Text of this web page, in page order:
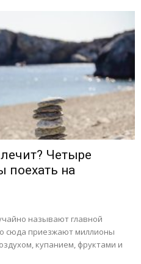
Четыре
поехать на
называют главной
сюда приезжают миллионы
купанием, фруктами и